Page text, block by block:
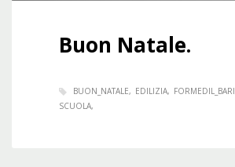
Buon Natale.
BUON_NATALE EDILIZIA FORMEDIL_BARI
SCUOLA